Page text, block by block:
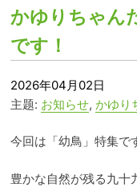
かゆりちゃ
です！
2026年04月02日
主题: お知らせ, かゆり
今回は「幼鳥」特集で
豊かな自然が残る九十